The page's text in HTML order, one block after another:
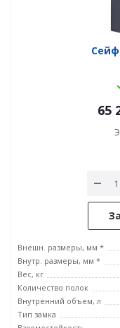
Сейф
65
Внешн. размеры, мм *
Внутр. размеры, мм *
Вес, кг
Количество полок
Внутренний объем, л
Тип замка